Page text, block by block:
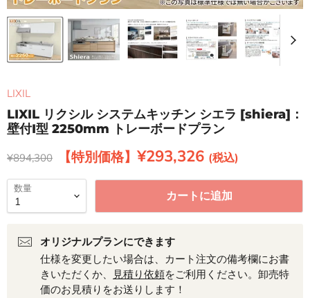
LIXIL
LIXIL リクシル システムキッチン シエラ [shiera]：
壁付I型 2250mm トレーボードプラン
元の価格
¥894,300 現在の価格
¥293,326
数量 カートに追加
オリジナルプランにできます
仕様を変更したい場合は、カート注文の備考欄にお書
きいただくか、 見積り依頼をご利用ください。卸売特
価のお見積りをお送りします！